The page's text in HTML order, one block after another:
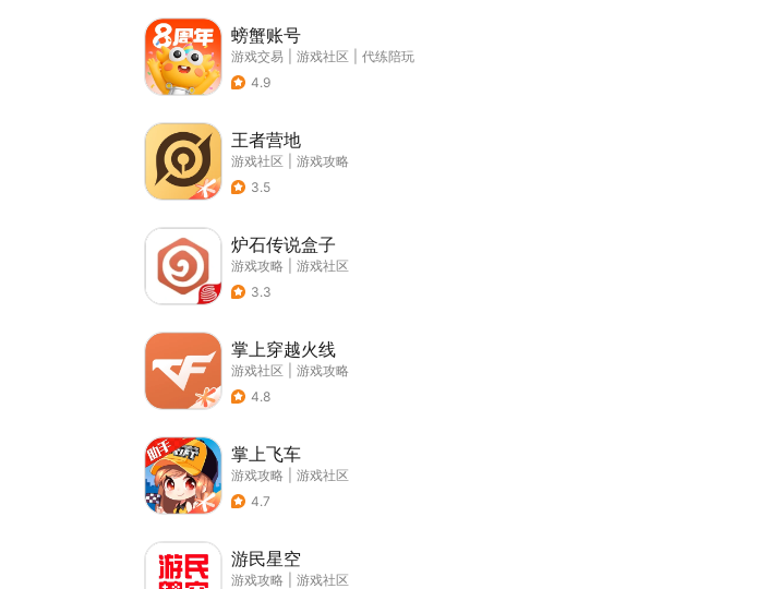
螃蟹账号
游戏交易 游戏社区
代练陪玩
4.9
王者营地
游戏社区
游戏攻略
3.5
炉石传说盒子
游戏攻略
游戏社区
3.3
掌上穿越火线
游戏社区
游戏攻略
4.8
掌上飞车
游戏攻略
游戏社区
4.7
游民星空
游戏攻略
游戏社区